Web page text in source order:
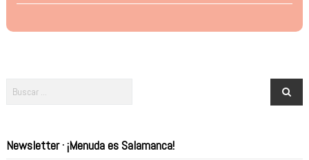
Newsletter · ¡Menuda es Salamanca!